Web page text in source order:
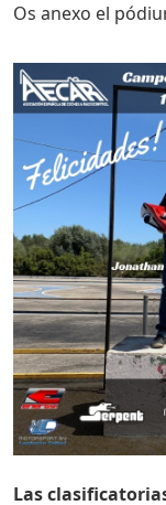
Os anexo el
Las